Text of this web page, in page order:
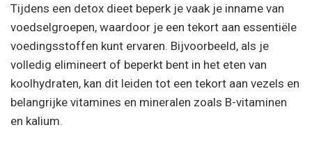
Tijdens een detox dieet beperk je vaak je inname van
voedselgroepen, waardoor je een tekort aan essentiële
voedingsstoffen kunt ervaren. Bijvoorbeeld, als je
volledig elimineert of beperkt bent in het eten van
koolhydraten, kan dit leiden tot een tekort aan vezels en
belangrijke vitamines en mineralen zoals B-vitaminen
en kalium.